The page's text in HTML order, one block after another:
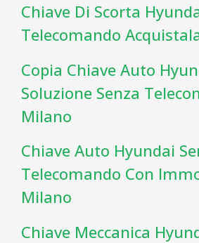
Chiave Di Scorta
Telecomando
Copia Chiave Auto
Soluzione Senza
Milano
Chiave Auto Hyundai
Telecomando Con
Milano
Chiave Meccanica